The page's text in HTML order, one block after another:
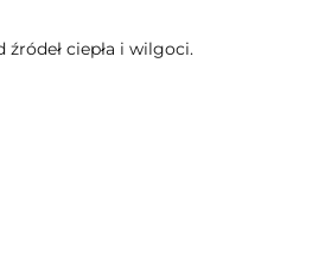
ciepła i wilgoci.